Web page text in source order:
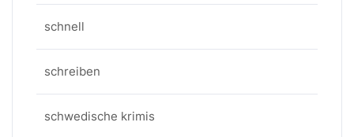
schnell
schreiben
schwedische krimis